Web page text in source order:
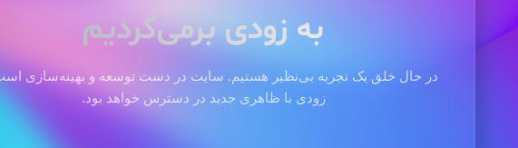
به زودی برمی‌گردیم
در حال خلق یک تجربه بی‌نظیر هستیم. سایت در دست توسعه و بهینه‌سازی
زودی با ظاهری جدید در دسترس خواهد بود.